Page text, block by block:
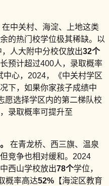
在中关村、海淀、上地这类
的热门校学位极其稀缺。以
人大附中分校仅放出32个
预计超过400人，录取概率
中心，2024，《中关村学区
下，如果你家孩子成绩中
愿选择学区内的第二梯队校
录取概率可提升至
在青龙桥、西三旗、温泉
竞争也相对缓和。2024
西山学校放出78个学位，
概率高达52% 【海淀区教育